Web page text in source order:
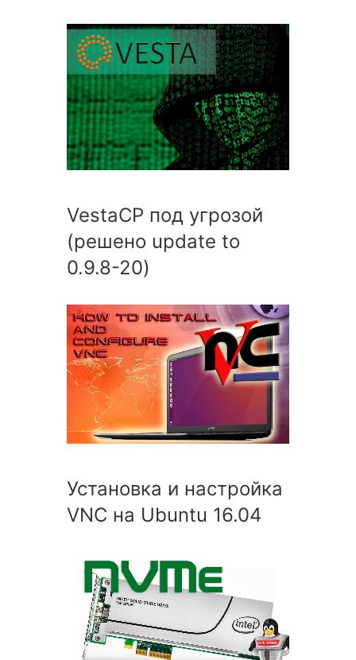
VestaCP под угрозой
(решено update to
0.9.8-20)
Установка и настройка
VNC на Ubuntu 16.04